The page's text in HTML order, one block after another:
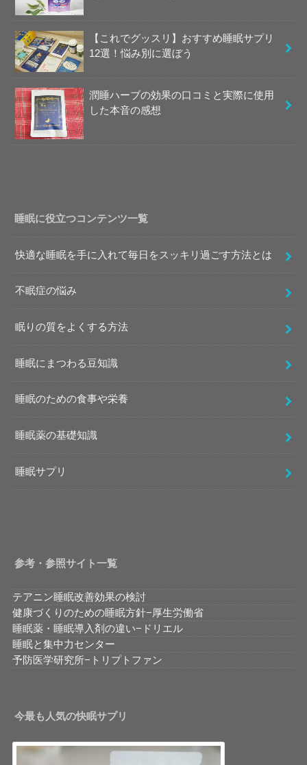
【これでグッスリ】おすすめ睡眠サプリ
12選！悩み別に選ぼう
潤睡ハーブの効果の口コミと実際に使用
した本音の感想
睡眠に役立つコンテンツ一覧
快適な睡眠を手に入れて毎日をスッキリ過ごす方法とは
不眠症の悩み
眠りの質をよくする方法
睡眠にまつわる豆知識
睡眠のための食事や栄養
睡眠薬の基礎知識
睡眠サプリ
参考・参照サイト一覧
テアニン睡眠改善効果の検討
健康づくりのための睡眠方針−厚生労働省
睡眠薬・睡眠導入剤の違い−ドリエル
睡眠と集中力センター
予防医学研究所−トリプトファン
今最も人気の快眠サプリ